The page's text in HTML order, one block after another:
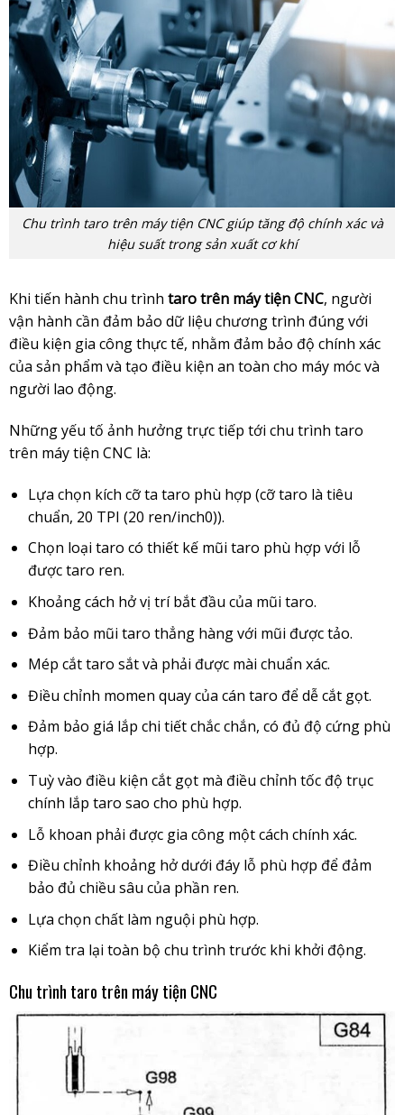
Chu trình taro trên máy tiện CNC giúp tăng độ chính xác và
hiệu suất trong sản xuất cơ khí
Khi tiến hành chu trình taro trên máy tiện CNC, người
vận hành cần đảm bảo dữ liệu chương trình đúng với
điều kiện gia công thực tế, nhằm đảm bảo độ chính xác
của sản phẩm và tạo điều kiện an toàn cho máy móc và
người lao động.
Những yếu tố ảnh hưởng trực tiếp tới chu trình taro
trên máy tiện CNC là:
Lựa chọn kích cỡ ta taro phù hợp (cỡ taro là tiêu
chuẩn, 20 TPI (20 ren/inch0)).
Chọn loại taro có thiết kế mũi taro phù hợp với lỗ
được taro ren.
Khoảng cách hở vị trí bắt đầu của mũi taro.
Đảm bảo mũi taro thẳng hàng với mũi được tảo.
Mép cắt taro sắt và phải được mài chuẩn xác.
Điều chỉnh momen quay của cán taro để dễ cắt gọt.
Đảm bảo giá lắp chi tiết chắc chắn, có đủ độ cứng phù
hợp.
Tuỳ vào điều kiện cắt gọt mà điều chỉnh tốc độ trục
chính lắp taro sao cho phù hợp.
Lỗ khoan phải được gia công một cách chính xác.
Điều chỉnh khoảng hở dưới đáy lỗ phù hợp để đảm
bảo đủ chiều sâu của phần ren.
Lựa chọn chất làm nguội phù hợp.
Kiểm tra lại toàn bộ chu trình trước khi khởi động.
Chu trình taro trên máy tiện CNC